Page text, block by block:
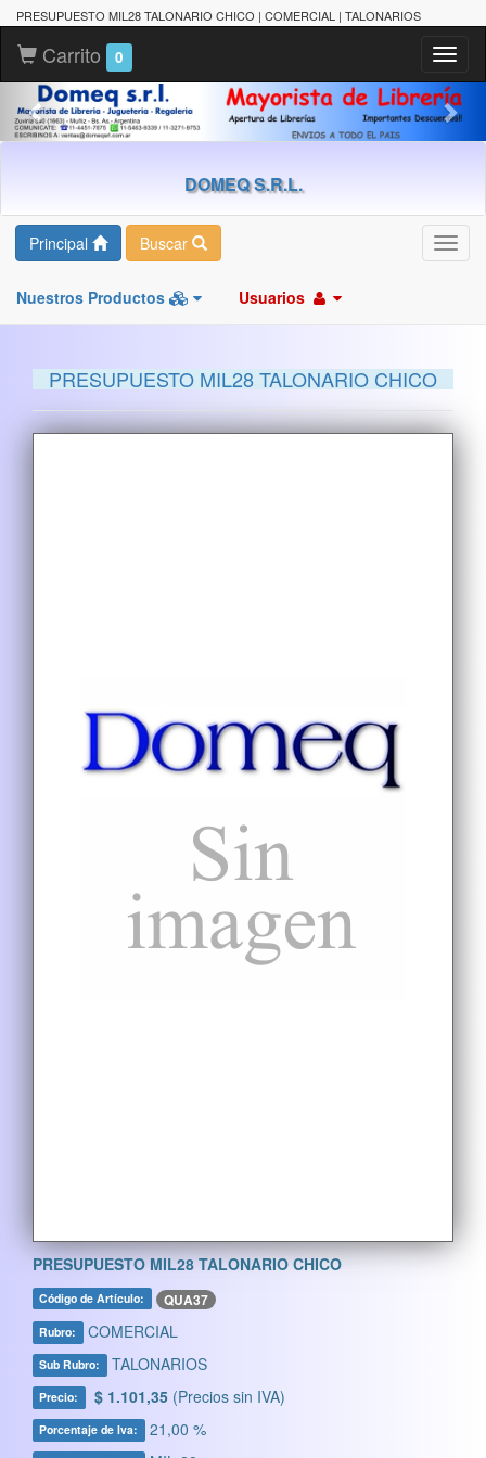
PRESUPUESTO MIL28 TALONARIO CHICO | COMERCIAL | TALONARIOS
Carrito 0
DOMEQ S.R.L.
Principal Buscar
Nuestros Productos Usuarios
PRESUPUESTO MIL28 TALONARIO CHICO
PRESUPUESTO MIL28 TALONARIO CHICO
Código de Artículo: QUA37
Rubro: COMERCIAL
Sub Rubro: TALONARIOS
Precio: $ 1.101,35 (Precios sin IVA)
Porcentaje de Iva: 21,00 %